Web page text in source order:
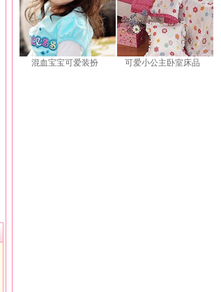
混血宝宝可爱装扮 可爱小公主卧室床品